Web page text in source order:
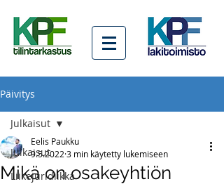
Päivitys
Julkaisut
Liikejuridiikka
Julkaisut
Mikä on osakeyhtiön
Eelis Paukku
9.5.2022 3 min käytetty lukemiseen